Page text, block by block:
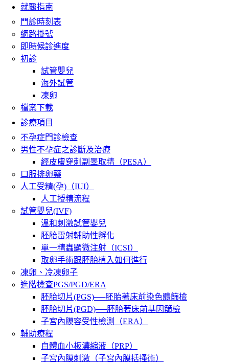
就醫指南
門診時刻表
網路掛號
即時候診進度
初診
試管嬰兒
海外試管
凍卵
檔案下載
診療項目
不孕症門診檢查
男性不孕症之診斷及治療
經皮膚穿刺副睪取精（PESA）
口服排卵藥
人工受精(孕)（IUI）
人工授精流程
試管嬰兒(IVF)
溫和刺激試管嬰兒
胚胎雷射輔助性孵化
單一精蟲顯微注射（ICSI）
取卵手術跟胚胎植入如何進行
凍卵、冷凍卵子
進階檢查PGS/PGD/ERA
胚胎切片(PGS)──胚胎著床前染色體篩檢
胚胎切片(PGD)──胚胎著床前基因篩檢
子宮內膜容受性檢測（ERA）
輔助療程
自體血小板濃縮液（PRP）
子宮內膜刺激（子宮內膜括搔術）